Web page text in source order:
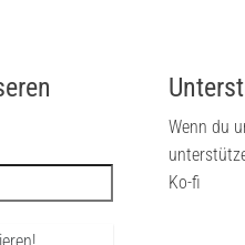
Wenn du
Ko-fi